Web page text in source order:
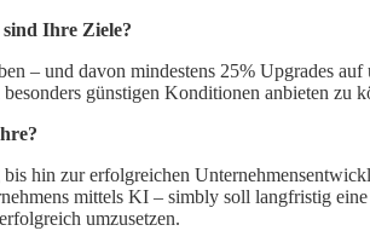
sind Ihre Ziele?
– und davon mindestens 25% Upgrades
günstigen Konditionen anbieten zu
hin zur erfolgreichen
mittels KI – simbly soll langfristig
umzusetzen.